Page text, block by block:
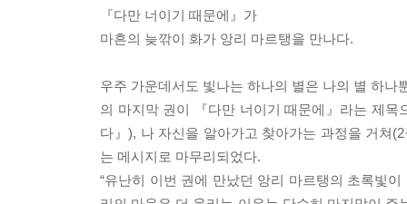
『다만 너이기 때문에』가
마흔의 늦깎이 화가 앙리 마르탱을 만나다.
우주 가운데서도 빛나는 하나의 별은 나의 별 하
의 마지막 권이 『다만 너이기 때문에』라는 제
다』), 나 자신을 알아가고 찾아가는 과정을 거쳐
는 메시지로 마무리되었다.
“유난히 이번 권에 만났던 앙리 마르탱의 초록빛